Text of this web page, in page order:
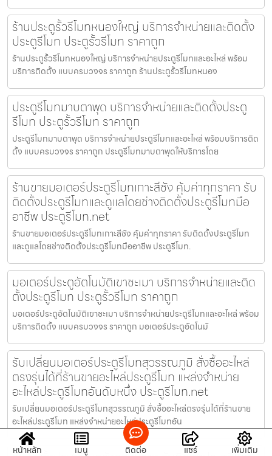
ร้านประตูรั้วรีโมทหนองใหญ่ บริการจำหน่ายและติดตั้ง
ประตูรีโมท ประตูรั้วรีโมท ราคาถูก
ร้านประตูรั้วรีโมทหนองใหญ่ บริการจำหน่ายประตูรีโมทและอะไหล่ พร้อม
บริการติดตั้ง แบบครบวงจร ราคาถูก ร้านประตูรั้วรีโมทหนอง
ประตูรีโมทมาบตาพุด บริการจำหน่ายและติดตั้งประตู
รีโมท ประตูรั้วรีโมท ราคาถูก
ประตูรีโมทมาบตาพุด บริการจำหน่ายประตูรีโมทและอะไหล่ พร้อมบริการติด
ตั้ง แบบครบวงจร ราคาถูก ประตูรีโมทมาบตาพุดให้บริการโดย
ร้านขายมอเตอร์ประตูรีโมทเกาะสีชัง คุ้มค่าทุกราคา รับ
ติดตั้งประตูรีโมทและดูแลโดยช่างติดตั้งประตูรีโมทมือ
อาชีพ ประตูรีโมท.net
ร้านขายมอเตอร์ประตูรีโมทเกาะสีชัง คุ้มค่าทุกราคา รับติดตั้งประตูรีโมท
และดูแลโดยช่างติดตั้งประตูรีโมทมืออาชีพ ประตูรีโมท.
มอเตอร์ประตูอัตโนมัติเขาชะเมา บริการจำหน่ายและติด
ตั้งประตูรีโมท ประตูรั้วรีโมท ราคาถูก
มอเตอร์ประตูอัตโนมัติเขาชะเมา บริการจำหน่ายประตูรีโมทและอะไหล่ พร้อม
บริการติดตั้ง แบบครบวงจร ราคาถูก มอเตอร์ประตูอัตโนมั
รับเปลี่ยนมอเตอร์ประตูรีโมทสุวรรณภูมิ สั่งซื้ออะไหล่
ตรงรุ่นได้ที่ร้านขายอะไหล่ประตูรีโมท แหล่งจำหน่าย
อะไหล่ประตูรีโมทอันดับหนึ่ง ประตูรีโมท.net
รับเปลี่ยนมอเตอร์ประตูรีโมทสุวรรณภูมิ สั่งซื้ออะไหล่ตรงรุ่นได้ที่ร้านขาย
อะไหล่ประตูรีโมท แหล่งจำหน่ายอะไหล่ประตูรีโมทอัน
หน้าหลัก เมนู ติดต่อ แชร์ เพิ่มเติม